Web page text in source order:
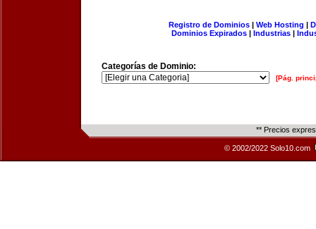
Registro de Dominios| Web Hosting |
Dominios Expirados | Industrias |
Categorías de Dominio:
[Pág.
** Precios
© 2002/2022 Solo10.com